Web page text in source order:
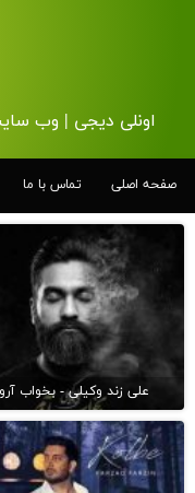
اونلی دیجی | وب
صفحه اصلی تماس با ما
علی زند وکیلی - بخواب